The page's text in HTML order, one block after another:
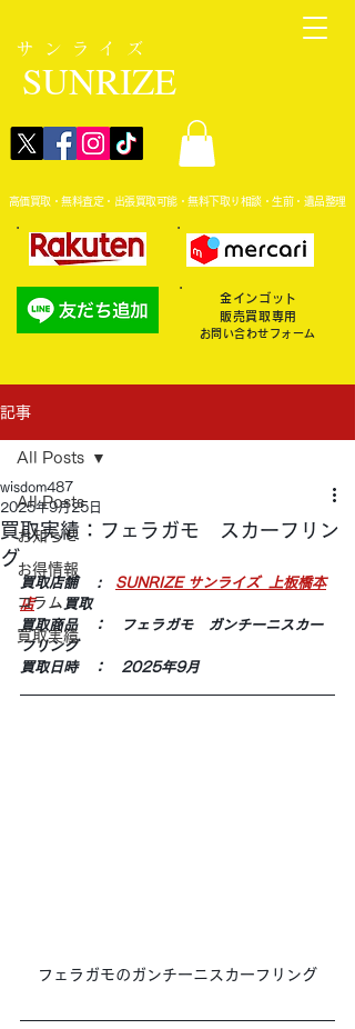
サンライズ
SUNRIZE
高価買取・無料査定・出張買取可能・無料下取り相談・生前・遺品整理
金インゴット
販売買取専用
お問い合わせフォーム
記事
All Posts
お知らせ
お得情報
コラム
買取実績
All Posts
買取実績：フェラガモ スカーフリン
グ
wisdom487
2025年9月25日
買取店舗 　: SUNRIZE サンライズ  上板橋本
店 買取
買取商品　：　フェラガモ　ガンチーニスカー
フリング
買取日時　：　2025年9月
フェラガモのガンチーニスカーフリング